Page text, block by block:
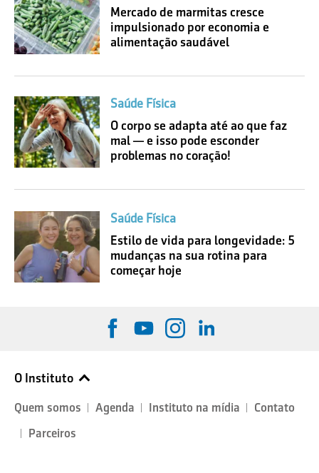
Mercado de marmitas cresce
impulsionado por economia e
alimentação saudável
Saúde Física
O corpo se adapta até ao que faz
mal — e isso pode esconder
problemas no coração!
Saúde Física
Estilo de vida para longevidade: 5
mudanças na sua rotina para
começar hoje
O Instituto
Quem somos Agenda Instituto na mídia
Contato
Parceiros